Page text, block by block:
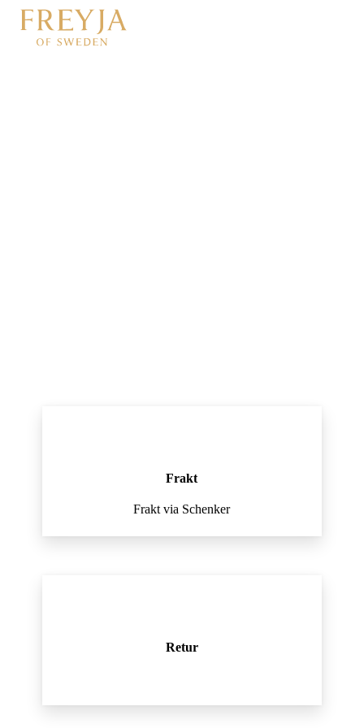
Frakt
Frakt via Schenker
Retur